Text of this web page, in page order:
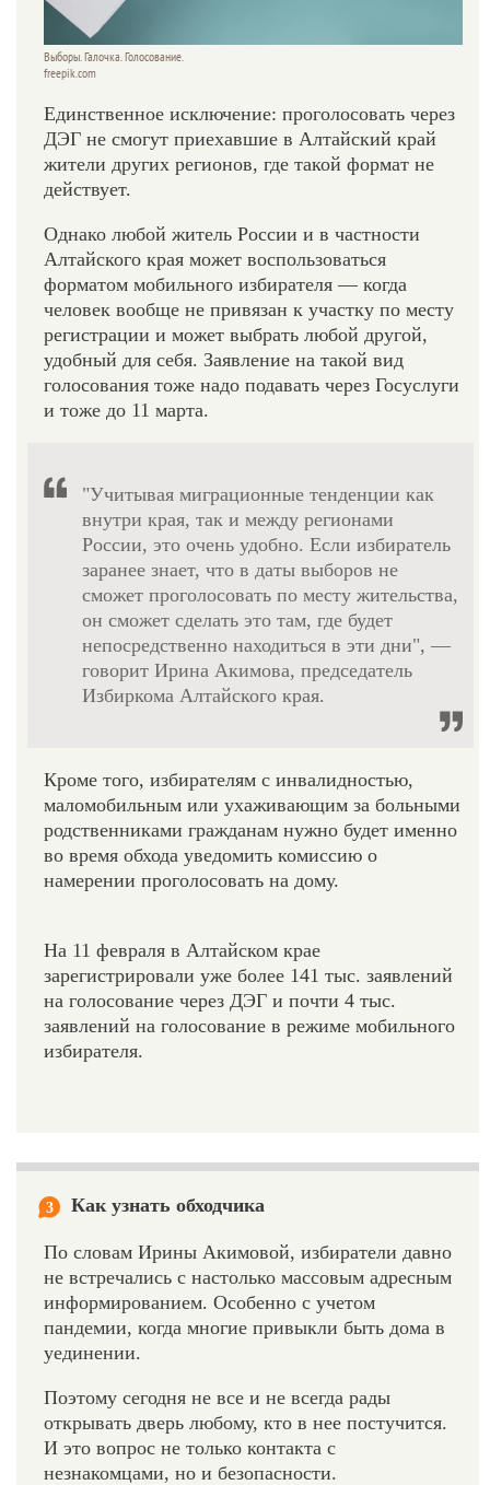
Выборы. Галочка. Голосование.
freepik.com
Единственное исключение: проголосовать через
ДЭГ не смогут приехавшие в Алтайский край
жители других регионов, где такой формат не
действует.
Однако любой житель России и в частности
Алтайского края может воспользоваться
форматом мобильного избирателя — когда
человек вообще не привязан к участку по месту
регистрации и может выбрать любой другой,
удобный для себя. Заявление на такой вид
голосования тоже надо подавать через Госуслуги
и тоже до 11 марта.
"Учитывая миграционные тенденции как
внутри края, так и между регионами
России, это очень удобно. Если избиратель
заранее знает, что в даты выборов не
сможет проголосовать по месту жительства,
он сможет сделать это там, где будет
непосредственно находиться в эти дни", —
говорит Ирина Акимова, председатель
Избиркома Алтайского края.
Кроме того, избирателям с инвалидностью,
маломобильным или ухаживающим за больными
родственниками гражданам нужно будет именно
во время обхода уведомить комиссию о
намерении проголосовать на дому.
На 11 февраля в Алтайском крае
зарегистрировали уже более 141 тыс. заявлений
на голосование через ДЭГ и почти 4 тыс.
заявлений на голосование в режиме мобильного
избирателя.
3 Как узнать обходчика
По словам Ирины Акимовой, избиратели давно
не встречались с настолько массовым адресным
информированием. Особенно с учетом
пандемии, когда многие привыкли быть дома в
уединении.
Поэтому сегодня не все и не всегда рады
открывать дверь любому, кто в нее постучится.
И это вопрос не только контакта с
незнакомцами, но и безопасности.